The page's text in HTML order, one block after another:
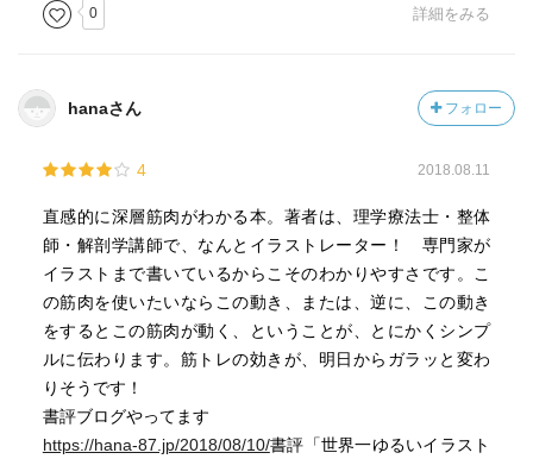
0 詳細をみる
hanaさん フォロー
4 2018.08.11
直感的に深層筋肉がわかる本。著者は、理学療法士・整体
師・解剖学講師で、なんとイラストレーター！ 専門家が
イラストまで書いているからこそのわかりやすさです。こ
の筋肉を使いたいならこの動き、または、逆に、この動き
をするとこの筋肉が動く、ということが、とにかくシンプ
ルに伝わります。筋トレの効きが、明日からガラッと変わ
りそうです！
書評ブログやってます
https://hana-87.jp/2018/08/10/書評「世界一ゆるいイラスト